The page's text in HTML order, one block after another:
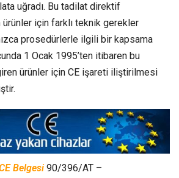
uğradı. Bu tadilat direktif
ürünler için farklı teknik gerekler
prosedürlerle ilgili bir kapsama
1 Ocak 1995’ten itibaren bu
ürünler için CE işareti iliştirilmesi
Belgesi 90/396/AT –